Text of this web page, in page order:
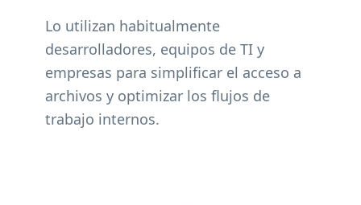
Lo utilizan habitualmente
desarrolladores, equipos de TI y
empresas para simplificar el acceso a
archivos y optimizar los flujos de
trabajo internos.